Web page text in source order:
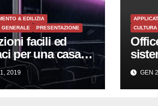
& EDILIZIA
GENERALE
PRESENTAZIONE
facili ed
per una casa
hotel,
e uffici.
2019
nella
GEN